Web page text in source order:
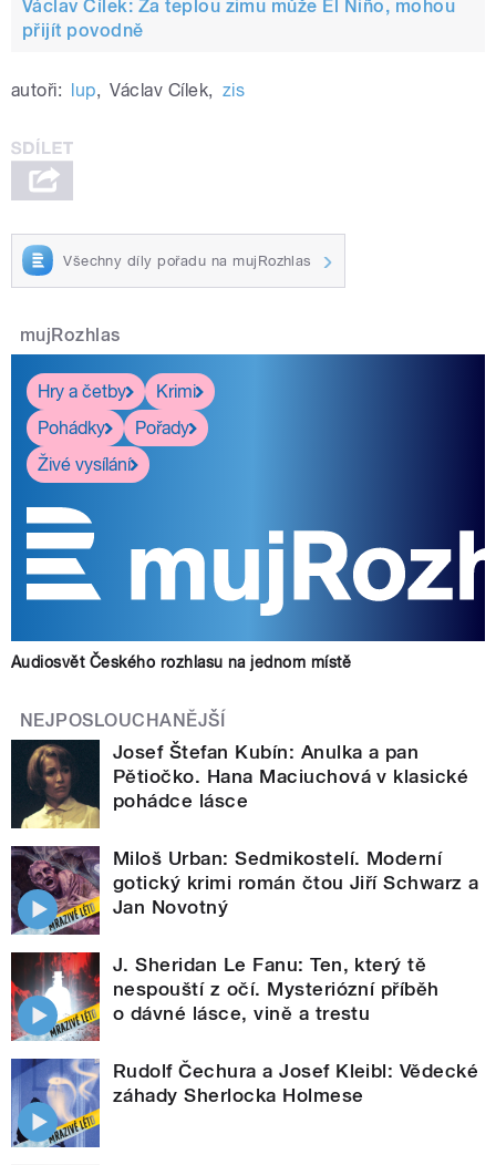
Václav Cílek: Za teplou zimu může El Niño, mohou
přijít povodně
autoři: lup, Václav Cílek, zis
Všechny díly pořadu na mujRozhlas
mujRozhlas
Hry a četby
Krimi
Pohádky
Pořady
Živé vysílání
Audiosvět Českého rozhlasu na jednom místě
NEJPOSLOUCHANĚJŠÍ
Josef Štefan Kubín: Anulka a pan
Pětiočko. Hana Maciuchová v klasické
pohádce lásce
Miloš Urban: Sedmikostelí. Moderní
gotický krimi román čtou Jiří Schwarz a
Jan Novotný
J. Sheridan Le Fanu: Ten, který tě
nespouští z očí. Mysteriózní příběh
o dávné lásce, vině a trestu
Rudolf Čechura a Josef Kleibl: Vědecké
záhady Sherlocka Holmese